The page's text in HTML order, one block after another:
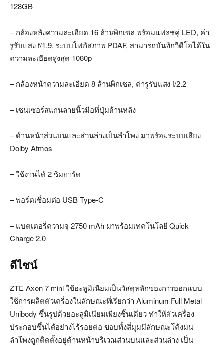
128GB
– กล้องหลังความละเอียด 16 ล้านพิกเซล พร้อมแฟลชคู่ LED, ค่า
รูรับแสง f/1.9, ระบบโฟกัสภาพ PDAF, สามารถบันทึกวีดีโอได้ใน
ความละเอียดสูงสุด 1080p
– กล้องหน้าความละเอียด 8 ล้านพิกเซล, ค่ารูรับแสง f/2.2
– เซนเซอร์สแกนลายนิ้วมือที่ปุ่มด้านหลัง
– ด้านหน้าส่วนบนและส่วนล่างเป็นลำโพง มาพร้อมระบบเสียง
Dolby Atmos
– ใช้งานได้ 2 ซิมการ์ด
– พอร์ตเชื่อมต่อ USB Type-C
– แบตเตอรี่ความจุ 2750 mAh มาพร้อมเทคโนโลยี Quick
Charge 2.0
ดีไซน์
ZTE Axon 7 mini ใช้อะลูมิเนียมเป็นวัสดุหลักของการออกแบบ
ใช้การผลิตตัวเครื่องในลักษณะที่เรียกว่า Aluminum Full Metal
Unibody ขึ้นรูปด้วยอะลูมิเนียมเพียงชิ้นเดียว ทำให้ตัวเครื่อง
ประกอบขึ้นได้อย่างไร้รอยต่อ ขอบทั้งสี่มุมมีลักษณะโค้งมน
ลำโพงถูกติดตั้งอยู่ด้านหน้าบริเวณส่วนบนและส่วนล่าง เป็น